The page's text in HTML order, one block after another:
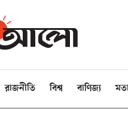
রাজনীতি বিশ্ব বাণিজ্য